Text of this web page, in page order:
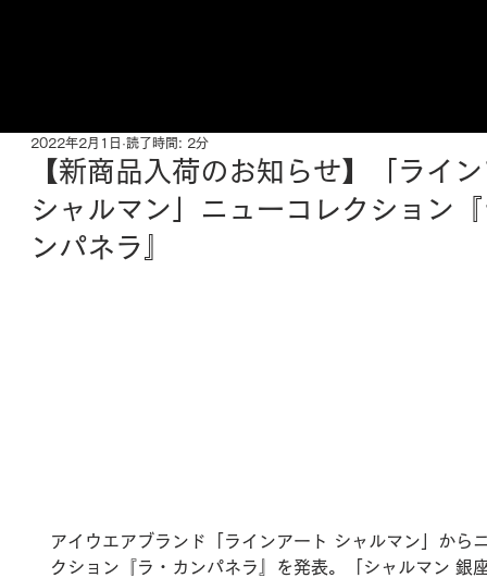
【新商品入荷のお知らせ】「ライ
シャルマン」ニューコレクション
ンパネラ』
2022年2月1日 読了時間: 2分
アイウエアブランド「ラインアート シャルマン」から
クション『ラ・カンパネラ』を発表。「シャルマン 銀